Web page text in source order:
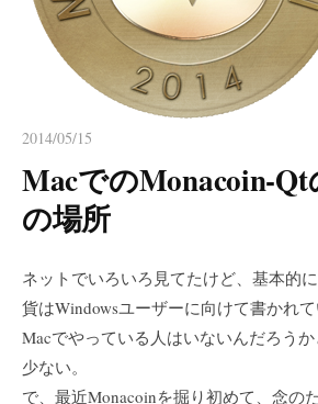
2014/05/15
MacでのMonacoin-Qt
の場所
ネットでいろいろ見てたけど、基本的
貨はWindowsユーザーに向けて書かれ
Macでやっている人はいないんだろう
少ない。
で、最近Monacoinを掘り初めて、念の